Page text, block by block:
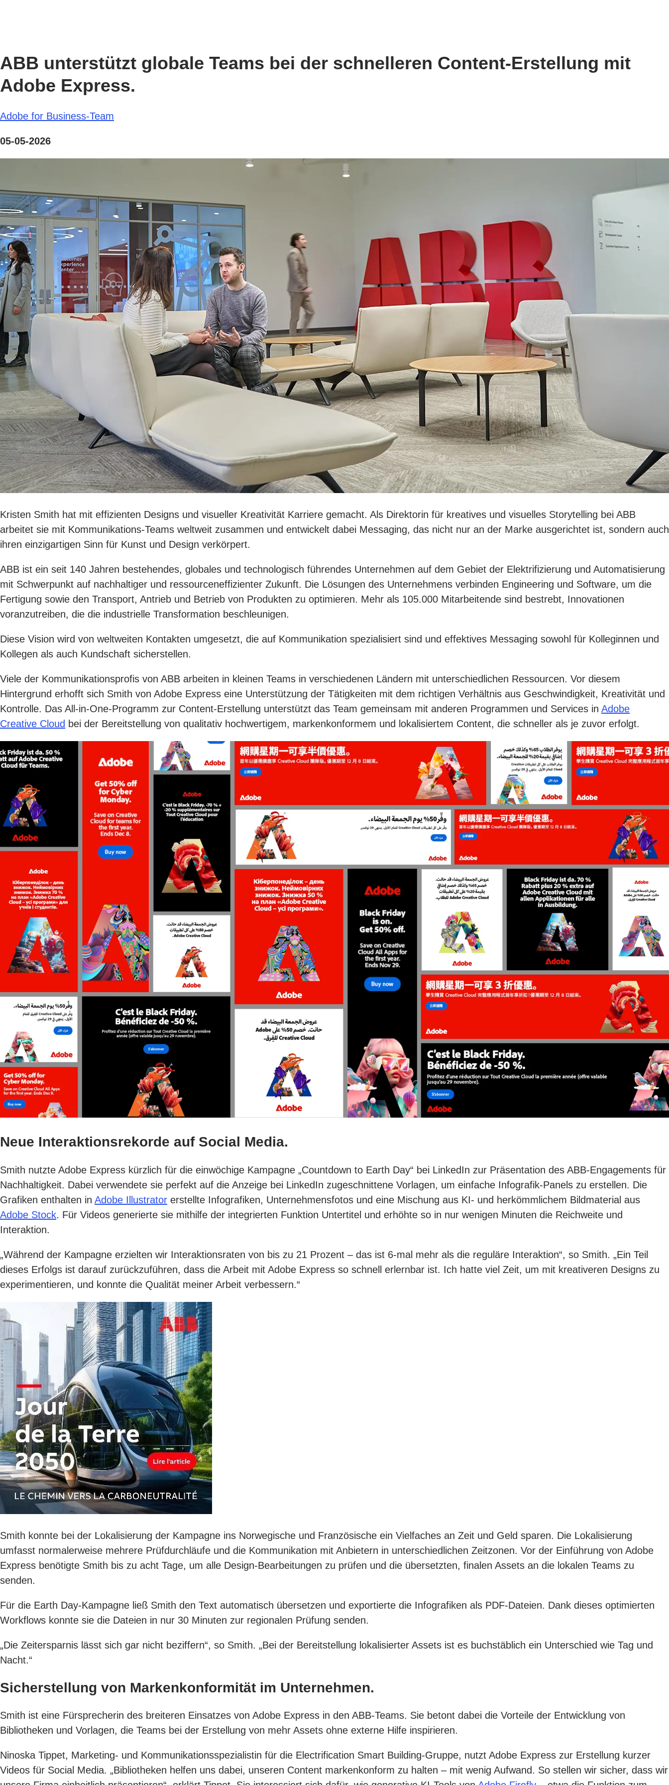
ABB unterstützt globale Teams bei der schnelleren Content-Erstellung mit
Adobe Express.
Adobe for Business-Team
05-05-2026
Kristen Smith hat mit effizienten Designs und visueller Kreativität Karriere gemacht. Als Direktorin für kreatives und visuelles Storytelling bei ABB
arbeitet sie mit Kommunikations-Teams weltweit zusammen und entwickelt dabei Messaging, das nicht nur an der Marke ausgerichtet ist, sondern auch
ihren einzigartigen Sinn für Kunst und Design verkörpert.
ABB ist ein seit 140 Jahren bestehendes, globales und technologisch führendes Unternehmen auf dem Gebiet der Elektrifizierung und Automatisierung
mit Schwerpunkt auf nachhaltiger und ressourceneffizienter Zukunft. Die Lösungen des Unternehmens verbinden Engineering und Software, um die
Fertigung sowie den Transport, Antrieb und Betrieb von Produkten zu optimieren. Mehr als 105.000 Mitarbeitende sind bestrebt, Innovationen
voranzutreiben, die die industrielle Transformation beschleunigen.
Diese Vision wird von weltweiten Kontakten umgesetzt, die auf Kommunikation spezialisiert sind und effektives Messaging sowohl für Kolleginnen und
Kollegen als auch Kundschaft sicherstellen.
Viele der Kommunikationsprofis von ABB arbeiten in kleinen Teams in verschiedenen Ländern mit unterschiedlichen Ressourcen. Vor diesem
Hintergrund erhofft sich Smith von Adobe Express eine Unterstützung der Tätigkeiten mit dem richtigen Verhältnis aus Geschwindigkeit, Kreativität und
Kontrolle. Das All-in-One-Programm zur Content-Erstellung unterstützt das Team gemeinsam mit anderen Programmen und Services in Adobe
Creative Cloud bei der Bereitstellung von qualitativ hochwertigem, markenkonformem und lokalisiertem Content, die schneller als je zuvor erfolgt.
Neue Interaktionsrekorde auf Social Media.
Smith nutzte Adobe Express kürzlich für die einwöchige Kampagne „Countdown to Earth Day“ bei LinkedIn zur Präsentation des ABB-Engagements für
Nachhaltigkeit. Dabei verwendete sie perfekt auf die Anzeige bei LinkedIn zugeschnittene Vorlagen, um einfache Infografik-Panels zu erstellen. Die
Grafiken enthalten in Adobe Illustrator erstellte Infografiken, Unternehmensfotos und eine Mischung aus KI- und herkömmlichem Bildmaterial aus
Adobe Stock. Für Videos generierte sie mithilfe der integrierten Funktion Untertitel und erhöhte so in nur wenigen Minuten die Reichweite und
Interaktion.
„Während der Kampagne erzielten wir Interaktionsraten von bis zu 21 Prozent – das ist 6-mal mehr als die reguläre Interaktion“, so Smith. „Ein Teil
dieses Erfolgs ist darauf zurückzuführen, dass die Arbeit mit Adobe Express so schnell erlernbar ist. Ich hatte viel Zeit, um mit kreativeren Designs zu
experimentieren, und konnte die Qualität meiner Arbeit verbessern.“
Smith konnte bei der Lokalisierung der Kampagne ins Norwegische und Französische ein Vielfaches an Zeit und Geld sparen. Die Lokalisierung
umfasst normalerweise mehrere Prüfdurchläufe und die Kommunikation mit Anbietern in unterschiedlichen Zeitzonen. Vor der Einführung von Adobe
Express benötigte Smith bis zu acht Tage, um alle Design-Bearbeitungen zu prüfen und die übersetzten, finalen Assets an die lokalen Teams zu
senden.
Für die Earth Day-Kampagne ließ Smith den Text automatisch übersetzen und exportierte die Infografiken als PDF-Dateien. Dank dieses optimierten
Workflows konnte sie die Dateien in nur 30 Minuten zur regionalen Prüfung senden.
„Die Zeitersparnis lässt sich gar nicht beziffern“, so Smith. „Bei der Bereitstellung lokalisierter Assets ist es buchstäblich ein Unterschied wie Tag und
Nacht.“
Sicherstellung von Markenkonformität im Unternehmen.
Smith ist eine Fürsprecherin des breiteren Einsatzes von Adobe Express in den ABB-Teams. Sie betont dabei die Vorteile der Entwicklung von
Bibliotheken und Vorlagen, die Teams bei der Erstellung von mehr Assets ohne externe Hilfe inspirieren.
Ninoska Tippet, Marketing- und Kommunikationsspezialistin für die Electrification Smart Building-Gruppe, nutzt Adobe Express zur Erstellung kurzer
Videos für Social Media. „Bibliotheken helfen uns dabei, unseren Content markenkonform zu halten – mit wenig Aufwand. So stellen wir sicher, dass wir